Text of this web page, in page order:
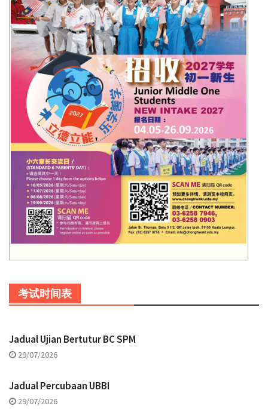
考试时间表
Jadual Ujian Bertutur BC SPM
29/07/2026
Jadual Percubaan UBBI
29/07/2026